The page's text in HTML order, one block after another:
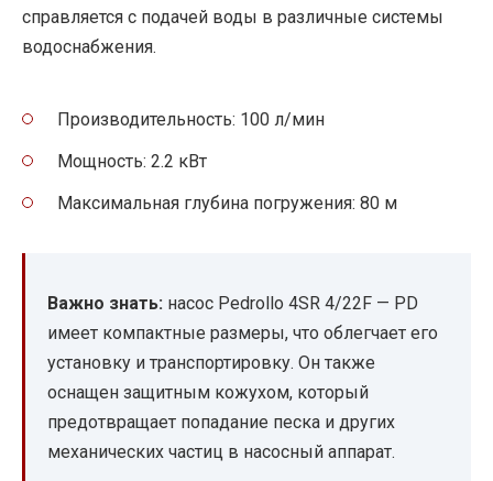
справляется с подачей воды в различные системы
водоснабжения.
Производительность: 100 л/мин
Мощность: 2.2 кВт
Максимальная глубина погружения: 80 м
Важно знать: насос Pedrollo 4SR 4/22F — PD
имеет компактные размеры, что облегчает его
установку и транспортировку. Он также
оснащен защитным кожухом, который
предотвращает попадание песка и других
механических частиц в насосный аппарат.